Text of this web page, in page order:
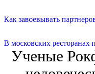
Как завоевывать
В московских ресторанах
Ученые